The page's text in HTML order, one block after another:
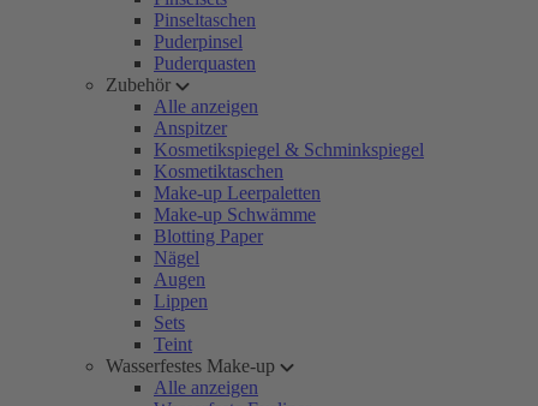
Pinseltaschen
Puderpinsel
Puderquasten
Zubehör
Alle anzeigen
Anspitzer
Kosmetikspiegel & Schminkspiegel
Kosmetiktaschen
Make-up Leerpaletten
Make-up Schwämme
Blotting Paper
Nägel
Augen
Lippen
Sets
Teint
Wasserfestes Make-up
Alle anzeigen